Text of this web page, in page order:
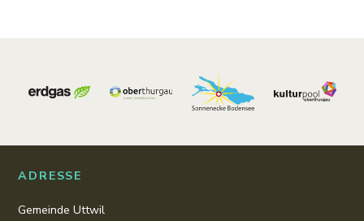
ADRESSE
Gemeinde Uttwil